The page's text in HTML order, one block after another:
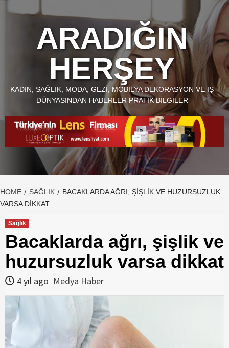
ARADIĞIN
HERŞEY
KADIN, SAĞLIK, MODA, GEZI, MOBILYA DEKORASYON VE İŞ
DÜNYASINDAN HABERLER PRATIK BILGILER
HOME SAĞLIK
BACAKLARDA AĞRI, ŞIŞLIK VE HUZURSUZLUK
VARSA DIKKAT
Sağlık
Bacaklarda ağrı, şişlik ve
huzursuzluk varsa dikkat
4 yıl ago Medya Haber